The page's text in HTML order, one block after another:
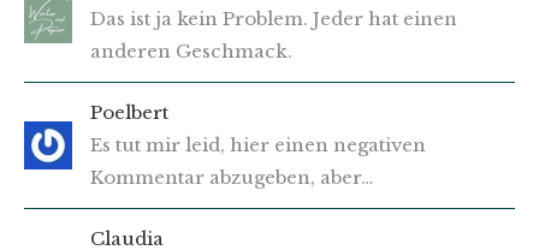
Das ist ja kein Problem. Jeder hat einen
anderen Geschmack.
Poelbert
Es tut mir leid, hier einen negativen
Kommentar abzugeben, aber…
Claudia